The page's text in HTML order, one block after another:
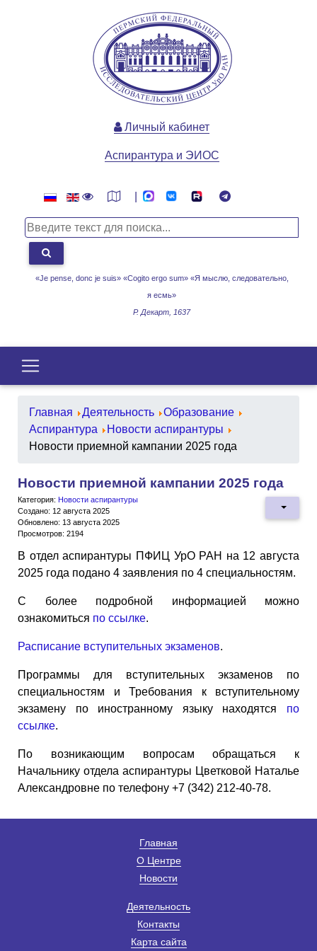
«Je pense, donc je suis» «Cogito ergo sum» «Я мыслю, следовательно,
я есмь»
Р. Декарт, 1637
Личный кабинет
Аспирантура и ЭИОС
Главная Деятельность
Образование
Аспирантура
Новости аспирантуры
Новости приемной кампании 2025 года
Новости приемной кампании 2025 года
Категория: Новости аспирантуры
Создано: 12 августа 2025
Обновлено: 13 августа 2025
Просмотров: 2194
В отдел аспирантуры ПФИЦ УрО РАН на 12 августа
2025 года подано 4 заявления по 4 специальностям.
C более подробной информацией можно
ознакомиться по ссылке.
Расписание вступительных экзаменов.
Программы для вступительных экзаменов по
специальностям и Требования к вступительному
экзамену по иностранному языку находятся по
ссылке.
По возникающим вопросам обращаться к
Начальнику отдела аспирантуры Цветковой Наталье
Александровне по телефону +7 (342) 212-40-78.
Главная
О Центре
Новости
Деятельность
Контакты
Карта сайта